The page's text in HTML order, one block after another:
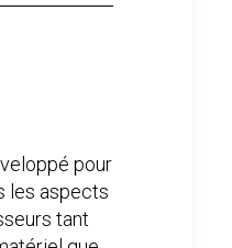
pour
les aspects
tant